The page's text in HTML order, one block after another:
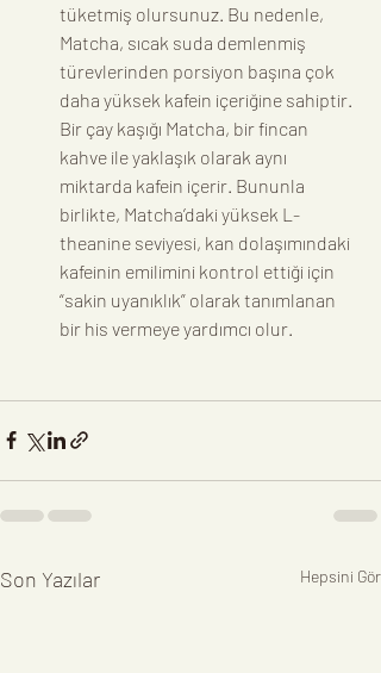
tüketmiş olursunuz. Bu nedenle,
Matcha, sıcak suda demlenmiş
türevlerinden porsiyon başına çok
daha yüksek kafein içeriğine sahiptir.
Bir çay kaşığı Matcha, bir fincan
kahve ile yaklaşık olarak aynı
miktarda kafein içerir. Bununla
birlikte, Matcha’daki yüksek L-
theanine seviyesi, kan dolaşımındaki
kafeinin emilimini kontrol ettiği için
“sakin uyanıklık” olarak tanımlanan
bir his vermeye yardımcı olur.
Son Yazılar Hepsini Gör